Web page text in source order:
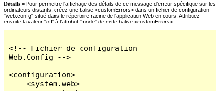
Détails = Pour permettre l'affichage des détails de ce message d'erreur spécifique sur les
ordinateurs distants, créez une balise <customErrors> dans un fichier de configuration
"web.config" situé dans le répertoire racine de l'application Web en cours. Attribuez
ensuite la valeur "off" à l'attribut "mode" de cette balise <customErrors>.
<!-- Fichier de configuration
Web.Config -->
<configuration>
    <system.web>